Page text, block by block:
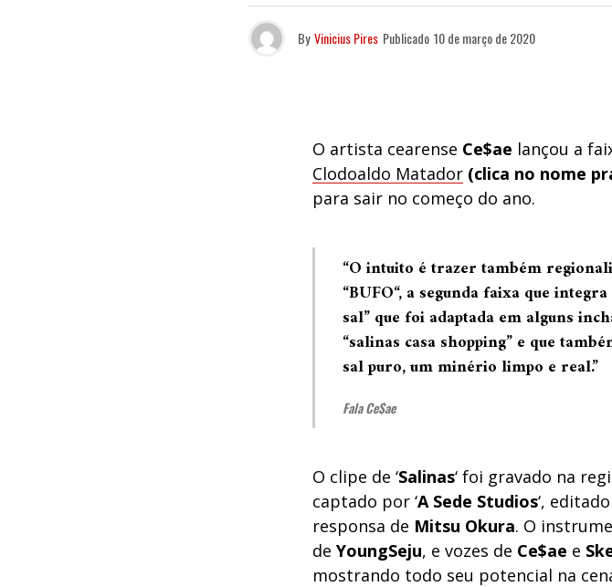
By Vinicius Pires Publicado 10 de março de 2020
O artista cearense Ce$ae lançou a
Clodoaldo Matador (clica no nome
para sair no começo do ano.
“O intuito é trazer também
“BUFO“, a segunda faixa que
sal” que foi adaptada em alguns
“salinas casa shopping” e que
sal puro, um minério limpo e real.”
Fala Ce$ae
O clipe de ‘Salinas‘ foi gravado na
captado por ‘A Sede Studios‘,
responsa de Mitsu Okura. O
de YoungSeju, e vozes de Ce$ae e
mostrando todo seu potencial na